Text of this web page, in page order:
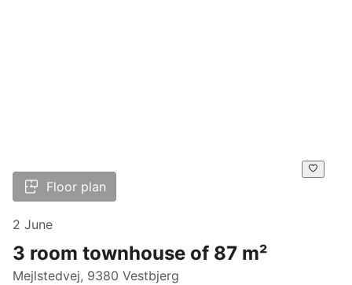
Floor plan
2 June
3 room townhouse of 87 m²
Mejlstedvej, 9380 Vestbjerg